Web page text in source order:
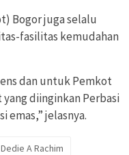
Bogor juga selalu
fasilitas kemudahan
dan untuk Pemkot
diinginkan Perbasi
emas,” jelasnya.
Dedie A Rachim